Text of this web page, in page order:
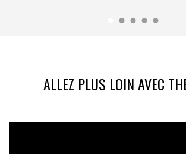
ALLEZ PLUS LOIN AVEC